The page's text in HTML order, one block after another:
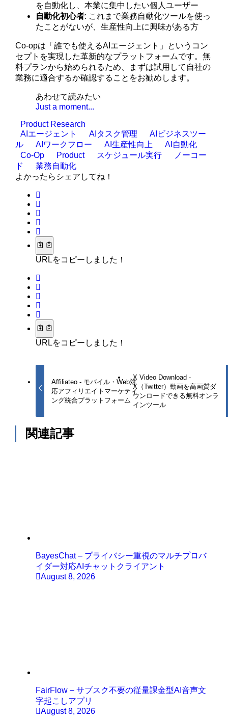
を自動化し、本業に集中したい個人ユーザー
自動化初心者: これまで業務自動化ツールを使っ
たことがないが、生産性向上に興味がある方
Co-opは「誰でも使えるAIエージェント」というコン
セプトを実現した革新的なプラットフォームです。無
料プランから始められるため、まずは試用して自社の
業務に適合するか確認することをお勧めします。
あわせて読みたい
Just a moment...
Product Research
AIエージェント
AIタスク管理
AIビジネスツー
ル
AIワークフロー AI生産性向上
AI自動化
Co-Op
Product スケジュール実行
ノーコー
ド
業務自動化
よかったらシェアしてね！
URLをコピーしました！
URLをコピーしました！
Affiliateo - モバイル・Web対
応アフィリエイトマーケティ
ング統合プラットフォーム
X Video Download -
X（Twitter）動画を高画質ダ
ウンロードできる無料オンラ
インツール
関連記事
BayesChat – プライバシー重視のマルチプロバ
イダー対応AIチャットクライアント
August 8, 2026
FairFlow – サブスク不要の従量課金型AI音声文
字起こしアプリ
August 8, 2026